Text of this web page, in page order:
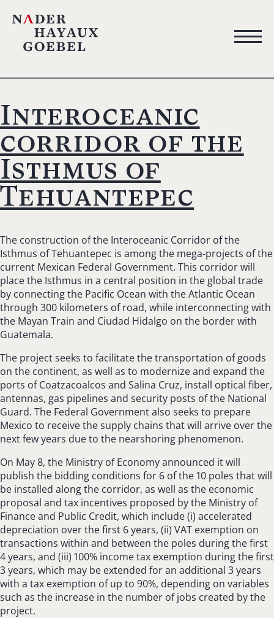
Interoceanic
corridor of the
Isthmus of
Tehuantepec
The construction of the Interoceanic Corridor of the
Isthmus of Tehuantepec is among the mega-projects of the
current Mexican Federal Government. This corridor will
place the Isthmus in a central position in the global trade
by connecting the Pacific Ocean with the Atlantic Ocean
through 300 kilometers of road, while interconnecting with
the Mayan Train and Ciudad Hidalgo on the border with
Guatemala.
The project seeks to facilitate the transportation of goods
on the continent, as well as to modernize and expand the
ports of Coatzacoalcos and Salina Cruz, install optical fiber,
antennas, gas pipelines and security posts of the National
Guard. The Federal Government also seeks to prepare
Mexico to receive the supply chains that will arrive over the
next few years due to the nearshoring phenomenon.
On May 8, the Ministry of Economy announced it will
publish the bidding conditions for 6 of the 10 poles that will
be installed along the corridor, as well as the economic
proposal and tax incentives proposed by the Ministry of
Finance and Public Credit, which include (i) accelerated
depreciation over the first 6 years, (ii) VAT exemption on
transactions within and between the poles during the first
4 years, and (iii) 100% income tax exemption during the first
3 years, which may be extended for an additional 3 years
with a tax exemption of up to 90%, depending on variables
such as the increase in the number of jobs created by the
project.